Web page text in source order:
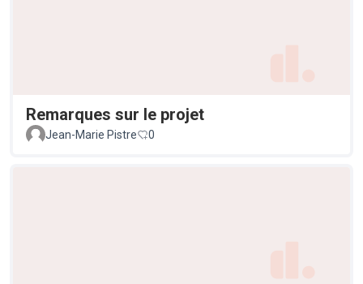
Remarques sur le projet
Jean-Marie Pistre 0